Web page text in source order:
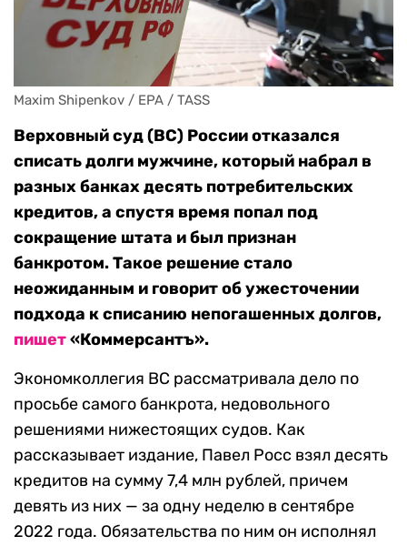
Maxim Shipenkov / EPA / TASS
Верховный суд (ВС) России отказался
списать долги мужчине, который набрал в
разных банках десять потребительских
кредитов, а спустя время попал под
сокращение штата и был признан
банкротом. Такое решение стало
неожиданным и говорит об ужесточении
подхода к списанию непогашенных долгов,
пишет«Коммерсантъ».
Экономколлегия ВС рассматривала дело по
просьбе самого банкрота, недовольного
решениями нижестоящих судов. Как
рассказывает издание, Павел Росс взял десять
кредитов на сумму 7,4 млн рублей, причем
девять из них — за одну неделю в сентябре
2022 года. Обязательства по ним он исполнял